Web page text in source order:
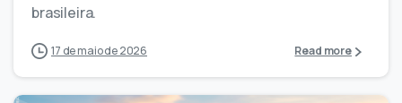
brasileira.
17 de maio de 2026 Read more